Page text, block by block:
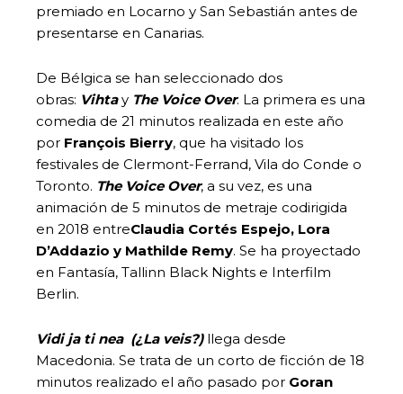
premiado en Locarno y San Sebastián antes de
presentarse en Canarias.
De Bélgica se han seleccionado dos
obras: Vihtay The Voice Over. La primera es una
comedia de 21 minutos realizada en este año
por François Bierry, que ha visitado los
festivales de Clermont-Ferrand, Vila do Conde o
Toronto. The Voice Over, a su vez, es una
animación de 5 minutos de metraje codirigida
en 2018 entreClaudia Cortés Espejo, Lora
D’Addazio y Mathilde Remy. Se ha proyectado
en Fantasía, Tallinn Black Nights e Interfilm
Berlin.
Vidi ja ti nea (¿La veis?)llega desde
Macedonia. Se trata de un corto de ficción de 18
minutos realizado el año pasado por Goran